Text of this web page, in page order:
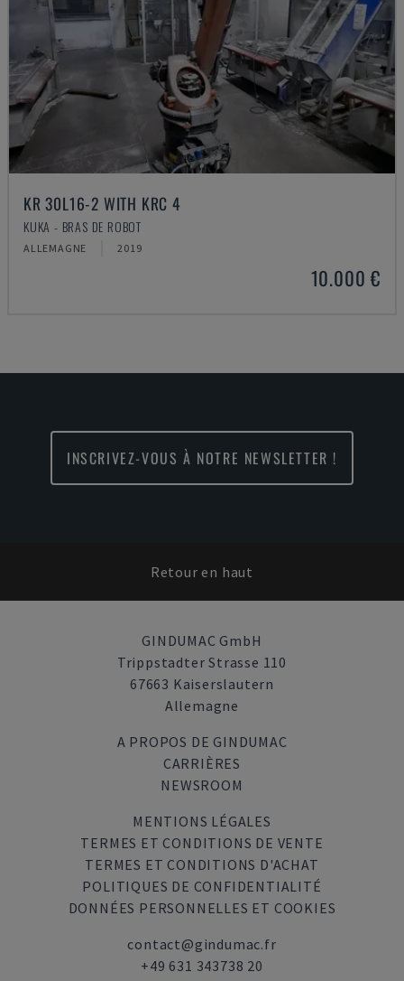
KR 30L16-2 WITH KRC 4
KUKA - BRAS DE ROBOT
ALLEMAGNE 2019
10.000 €
INSCRIVEZ-VOUS À NOTRE NEWSLETTER !
Retour en haut
GINDUMAC GmbH
Trippstadter Strasse 110
67663 Kaiserslautern
Allemagne
A PROPOS DE GINDUMAC
CARRIÈRES
NEWSROOM
MENTIONS LÉGALES
TERMES ET CONDITIONS DE VENTE
TERMES ET CONDITIONS D'ACHAT
POLITIQUES DE CONFIDENTIALITÉ
DONNÉES PERSONNELLES ET COOKIES
contact@gindumac.fr
+49 631 343738 20